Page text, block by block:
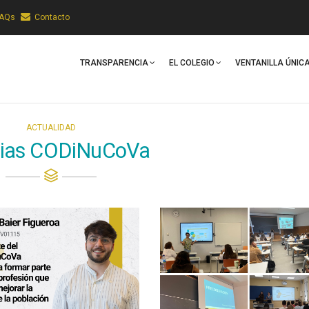
Contacto
Navigation
TRANSPARENCIA EL COLEGIO VENTANILLA
ACTUALIDAD
CODiNuCoVa